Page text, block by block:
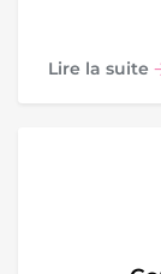
Lire la suite